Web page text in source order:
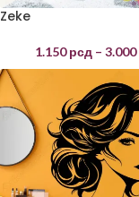
Zeke
1.150рсд – 3.000